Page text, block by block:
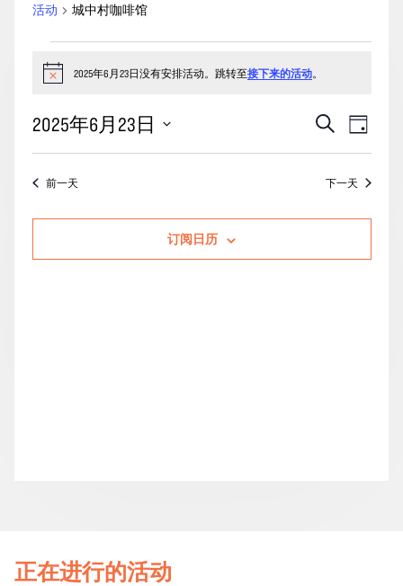
活动 城中村咖啡馆
年
月
23
日
动
通
2025年6月23日没有安排活动。跳转至接下来的活动。
活
动
搜
索
和
搜
事
件
视
导
天
2025年6月23日
日
前一天 下一天
订阅日历
正在进行的活动